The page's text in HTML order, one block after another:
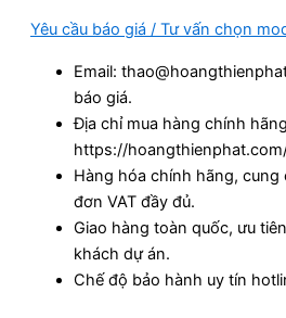
Yêu cầu báo giá / Tư vấn chọn
Email:
báo giá.
Địa chỉ mua hàng chính
https://
Hàng hóa chính hãng, cung
đơn VAT đầy đủ.
Giao hàng toàn quốc, ưu
khách dự án.
Chế độ bảo hành uy tín